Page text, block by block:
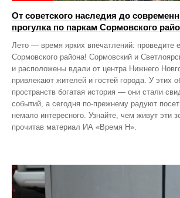
От советского наследия до
прогулка по паркам Сормовского
Лето — время ярких впечатлений: проведите
Сормовского района! Сормовский и
и расположены вдали от центра Нижнего
привлекают жителей и гостей города. У этих
пространств богатая история — они стали
событий, а сегодня по‑прежнему радуют
немало интересного. Узнайте, чем живут эти
прочитав материал ИА «Время Н».